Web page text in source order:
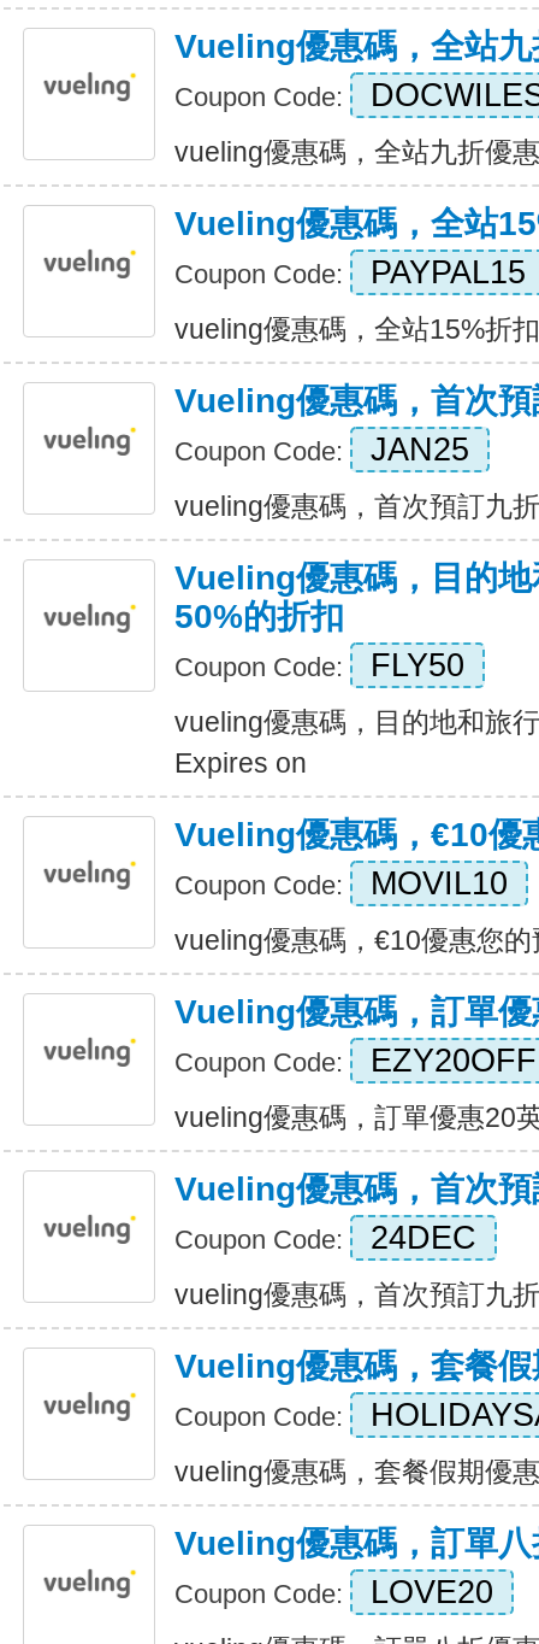
Vueling優惠碼，全站九
Coupon Code:
vueling優惠碼，全站九折優
Vueling優惠碼，全站
Coupon Code: PAYPAL15
vueling優惠碼，全站15%折
Vueling優惠碼，首次
Coupon Code: JAN25
vueling優惠碼，首次預訂九
Vueling優惠碼，目的
50%的折扣
Coupon Code: FLY50
vueling優惠碼，目的地和旅
Expires on
Vueling優惠碼，€10優
Coupon Code: MOVIL10
vueling優惠碼，€10優惠您
Vueling優惠碼，訂單
Coupon Code: EZY20OFF
vueling優惠碼，訂單優惠20
Vueling優惠碼，首次
Coupon Code: 24DEC
vueling優惠碼，首次預訂九
Vueling優惠碼，套餐
Coupon Code:
vueling優惠碼，套餐假期優
Vueling優惠碼，訂單八
Coupon Code: LOVE20